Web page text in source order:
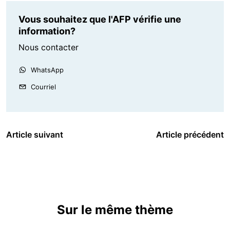
Vous souhaitez que l'AFP vérifie une
information?
Nous contacter
WhatsApp
Courriel
Article suivant Article précédent
Sur le même thème